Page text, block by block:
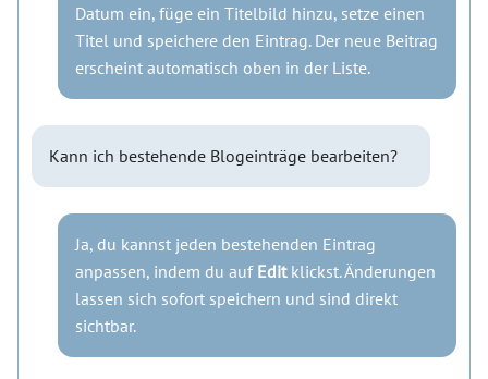
Datum ein, füge ein Titelbild hinzu, setze einen
Titel und speichere den Eintrag. Der neue Beitrag
erscheint automatisch oben in der Liste.
Kann ich bestehende Blogeinträge bearbeiten?
Ja, du kannst jeden bestehenden Eintrag
anpassen, indem du auf Editklickst. Änderungen
lassen sich sofort speichern und sind direkt
sichtbar.